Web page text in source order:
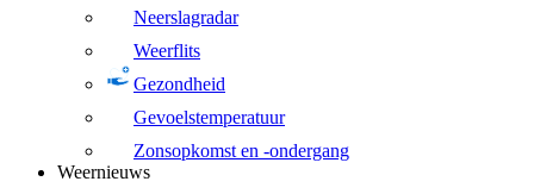
Neerslagradar
Weerflits
Gezondheid
Gevoelstemperatuur
Zonsopkomst en -ondergang
Weernieuws